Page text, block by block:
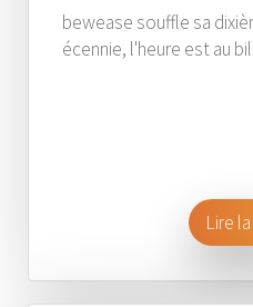
bewease souffle sa
écennie, l'heure est au
Lire